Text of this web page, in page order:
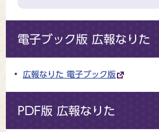
電子ブック版 広報なりた
広報なりた 電子ブック版
PDF版 広報なりた